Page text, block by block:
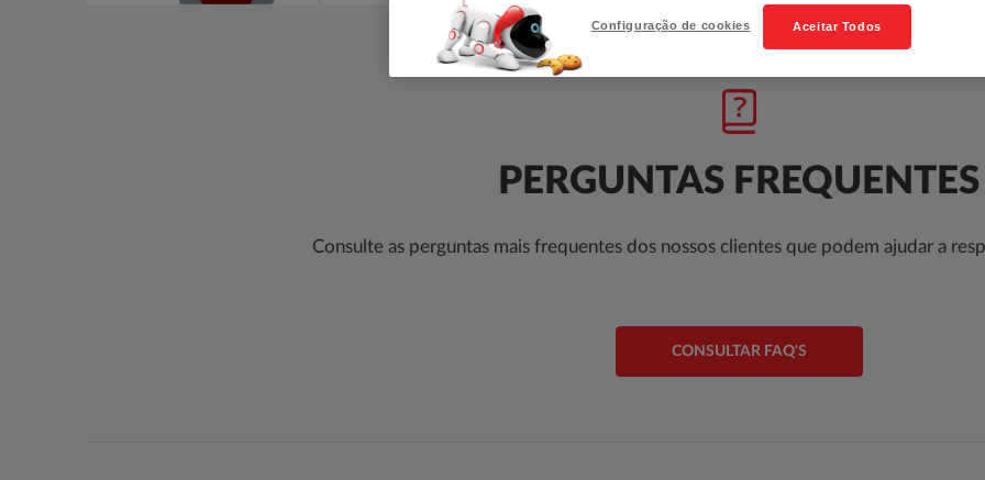
PERGUNTAS FREQUENTES
Consulte as perguntas mais frequentes dos nossos clientes que podem ajudar a
CONSULTAR FAQ'S
Aceitar Todos
Configuração de cookies